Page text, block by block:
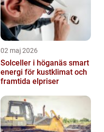
02 maj 2026
Solceller i höganäs smart
energi för kustklimat och
framtida elpriser